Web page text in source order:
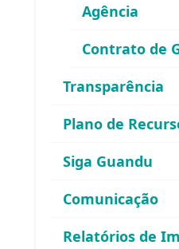
Agência
Contrato de
Transparência
Plano de
Siga Guandu
Comunicação
Relatórios de
do Comitê
Esqueceu sua senha?